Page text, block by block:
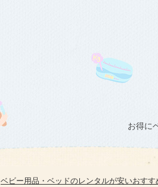
お得に
ベビー用品・ベッドのレンタルが安いおすす